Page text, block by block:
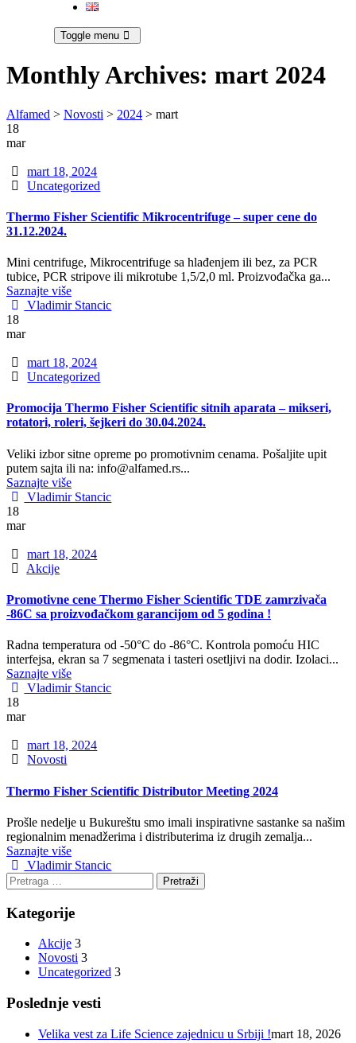
Toggle menu
Monthly Archives: mart 2024
Alfamed > Novosti > 2024 > mart
18
mar
Datemart 18, 2024
Categories
Uncategorized
Thermo Fisher Scientific Mikrocentrifuge – super cene do
31.12.2024.
Mini centrifuge, Mikrocentrifuge sa hlađenjem ili bez, za PCR
tubice, PCR stripove ili mikrotube 1,5/2,0 ml. Proizvođačka ga...
Saznajte više
AuthorVladimir Stancic
18
mar
Datemart 18, 2024
Categories
Uncategorized
Promocija Thermo Fisher Scientific sitnih aparata – mikseri,
rotatori, roleri, šejkeri do 30.04.2024.
Veliki izbor sitne opreme po promotivnim cenama. Pošaljite upit
putem sajta ili na: info@alfamed.rs...
Saznajte više
AuthorVladimir Stancic
18
mar
Datemart 18, 2024
Categories
Akcije
Promotivne cene Thermo Fisher Scientific TDE zamrzivača
-86C sa proizvođačkom garancijom od 5 godina !
Radna temperatura od -50°C do -86°C. Kontrola pomoću HIC
interfejsa, ekran sa 7 segmenata i tasteri osetljivi na dodir. Izolaci...
Saznajte više
AuthorVladimir Stancic
18
mar
Datemart 18, 2024
Categories
Novosti
Thermo Fisher Scientific Distributor Meeting 2024
Prošle nedelje u Bukureštu smo imali inspirativne sastanke sa našim
regionalnim menadžerima i distributerima iz drugih zemalja...
Saznajte više
AuthorVladimir Stancic
Pretraga
za:
Kategorije
Akcije 3
Novosti 3
Uncategorized 3
Poslednje vesti
Velika vest za Life Science zajednicu u Srbiji !mart 18, 2026